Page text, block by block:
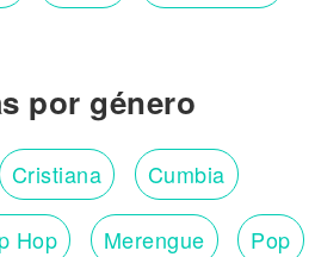
por género
Cristiana Cumbia
Hop Merengue Pop